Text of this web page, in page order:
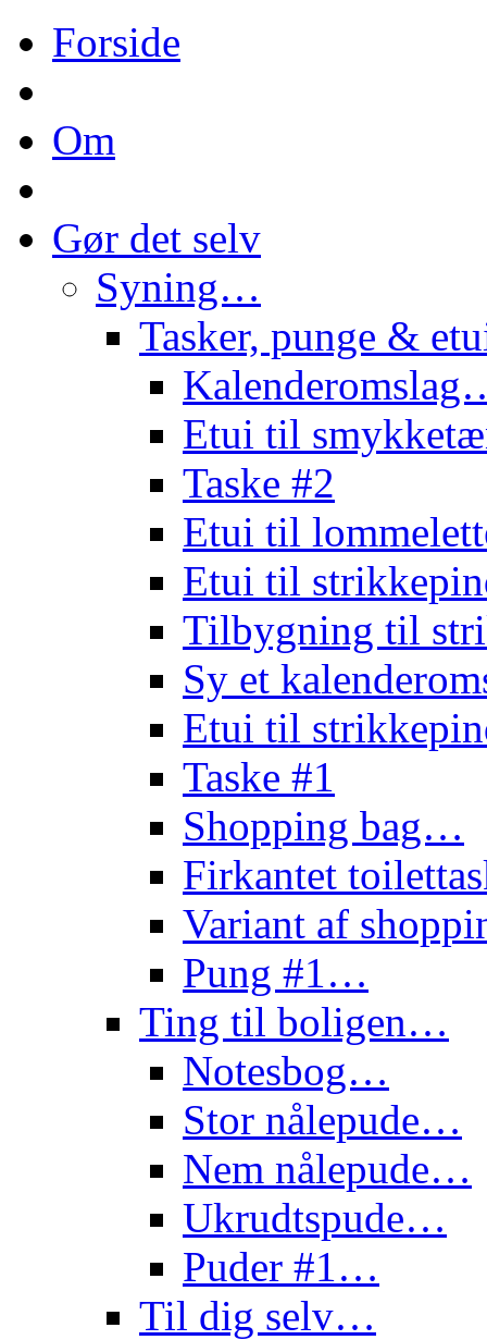
Forside
Om
Gør det selv
Syning…
Tasker, punge &
Etui til
Taske #2
Etui til
Etui til
Tilbygning til
Sy et
Etui til
Taske #1
Shopping bag…
Firkantet
Variant af
Pung #1…
Ting til boligen…
Notesbog…
Stor nålepude…
Nem nålepude…
Ukrudtspude…
Puder #1…
Til dig selv…